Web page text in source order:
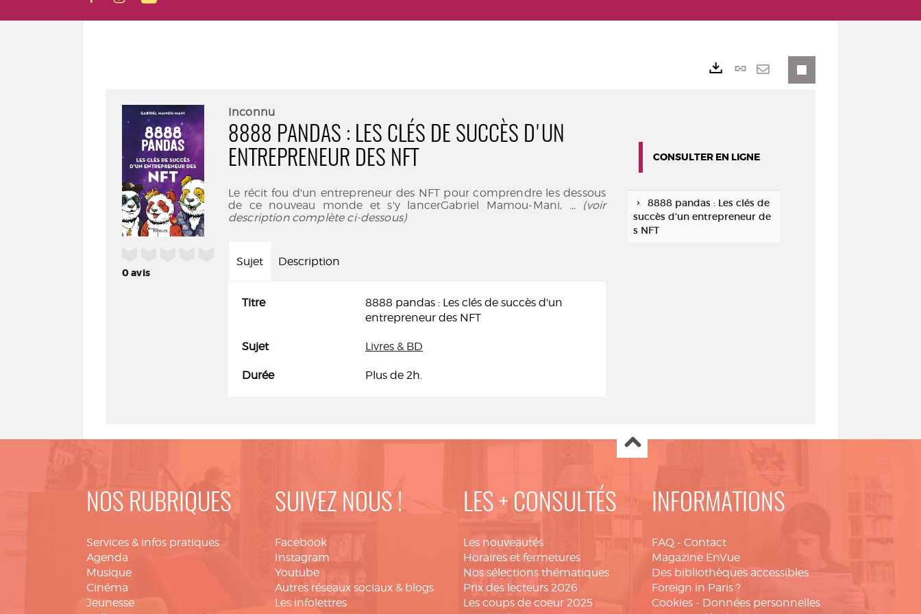
0avis
Inconnu
8888 PANDAS : LES CLÉS DE SUCCÈS D'UN
ENTREPRENEUR DES NFT
Le récit fou d'un entrepreneur des NFT pour comprendre les dessous
de ce nouveau monde et s'y lancerGabriel Mamou-Mani, ... (voir
description complète ci-dessous)
Sujet Description
Titre
8888 pandas : Les clés de succès d'un
entrepreneur des NFT
Sujet Livres & BD
Durée Plus de 2h.
Lien
CONSULTER EN LIGNE
8888 pandas : Les clés de
succès d'un entrepreneur de
s NFT
NOS RUBRIQUES
Services & infos pratiques
Agenda
Musique
Cinéma
Jeunesse
SUIVEZ NOUS !
Facebook
Instagram
Youtube
Autres réseaux sociaux & blogs
Les infolettres
LES + CONSULTÉS
Les nouveautés
Horaires et fermetures
Nos sélections thématiques
Prix des lecteurs 2026
Les coups de coeur 2025
INFORMATIONS
FAQ - Contact
Magazine EnVue
Des bibliothèques accessibles
Foreign in Paris ?
Cookies - Données personnelles